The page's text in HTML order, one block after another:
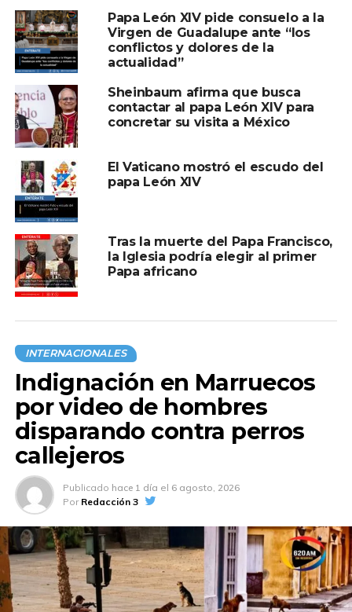
Papa León XIV pide consuelo a la
Virgen de Guadalupe ante “los
conflictos y dolores de la
actualidad”
Sheinbaum afirma que busca
contactar al papa León XIV para
concretar su visita a México
El Vaticano mostró el escudo del
papa León XIV
Tras la muerte del Papa Francisco,
la Iglesia podría elegir al primer
Papa africano
INTERNACIONALES
Indignación en Marruecos
por video de hombres
disparando contra perros
callejeros
Publicado hace 1 día el 6 agosto, 2026
Por Redacción 3